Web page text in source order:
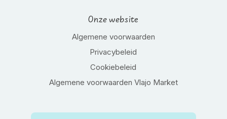
Onze website
Algemene voorwaarden
Privacybeleid
Cookiebeleid
Algemene voorwaarden Vlajo Market